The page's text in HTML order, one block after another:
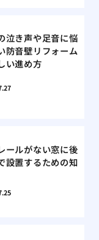
泣き声や足音に悩
防音壁リフォーム
い進め方
ールがない窓に後
設置するための知